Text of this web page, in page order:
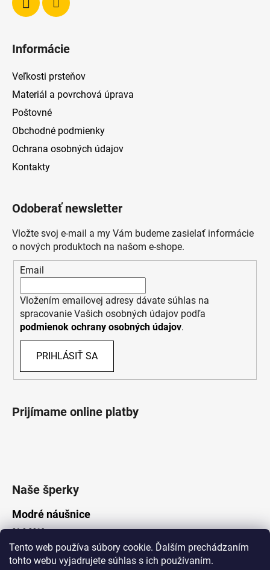
Tento web používa súbory cookie. Ďalším prechádzaním
tohto webu vyjadrujete súhlas s ich používaním.
Informácie
Veľkosti prsteňov
Materiál a povrchová úprava
Poštovné
Obchodné podmienky
Ochrana osobných údajov
Kontakty
Odoberať newsletter
Vložte svoj e-mail a my Vám budeme zasielať informácie
o nových produktoch na našom e-shope.
Email
Vložením emailovej adresy dávate súhlas na
spracovanie Vašich osobných údajov podľa
podmienok ochrany osobných údajov.
PRIHLÁSIŤ SA
Prijímame online platby
Naše šperky
Modré náušnice
21.8.2019